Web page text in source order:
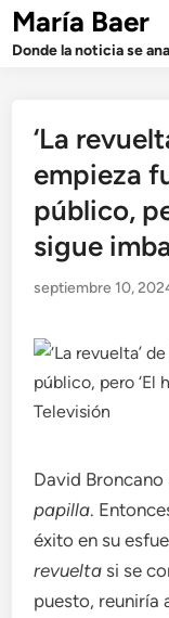
Saltar
contenido
María Baer
Donde la noticia se
‘La
empieza
público,
sigue
septiembre 10,
David
papilla.
éxito en su
revuelta si se
puesto, reuniría